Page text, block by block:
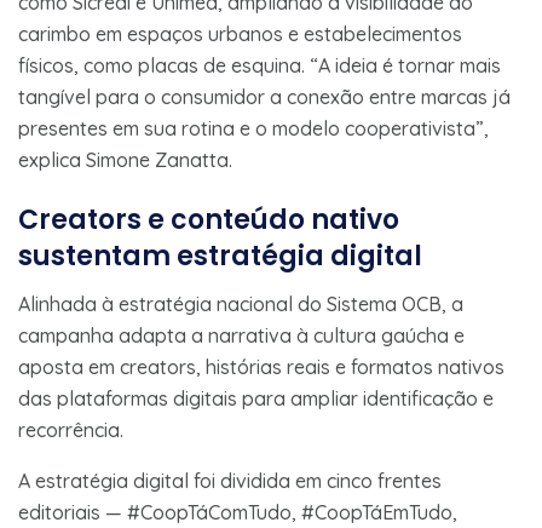
carimbo em espaços urbanos e estabelecimentos
físicos, como placas de esquina. “A ideia é tornar mais
tangível para o consumidor a conexão entre marcas já
presentes em sua rotina e o modelo cooperativista”,
explica Simone Zanatta.
Creators e conteúdo nativo
sustentam estratégia digital
Alinhada à estratégia nacional do Sistema OCB, a
campanha adapta a narrativa à cultura gaúcha e
aposta em creators, histórias reais e formatos nativos
das plataformas digitais para ampliar identificação e
recorrência.
A estratégia digital foi dividida em cinco frentes
editoriais — #CoopTáComTudo, #CoopTáEmTudo,